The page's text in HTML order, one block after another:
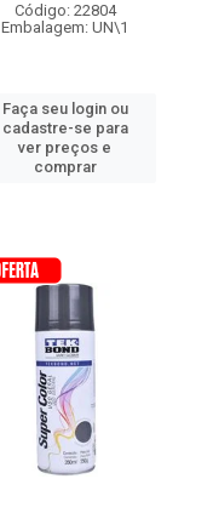
Código: 22804
Embalagem: UN\1
Faça seu login ou
cadastre-se para
ver preços e
comprar